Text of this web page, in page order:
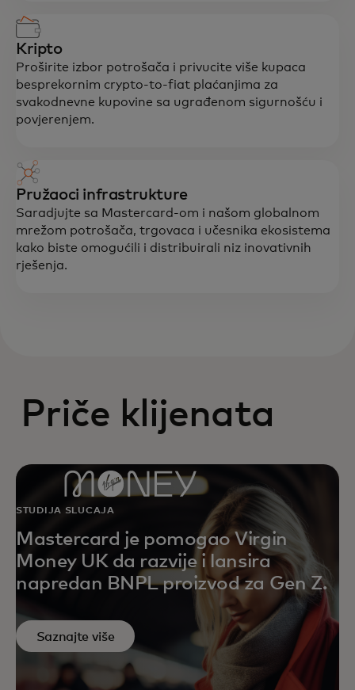
Kripto
Proširite izbor potrošača i privucite više kupaca
besprekornim crypto-to-fiat plaćanjima za
svakodnevne kupovine sa ugrađenom sigurnošću i
povjerenjem.
Pružaoci infrastrukture
Saradjujte sa Mastercard-om i našom globalnom
mrežom potrošača, trgovaca i učesnika ekosistema
kako biste omogućili i distribuirali niz inovativnih
rješenja.
Priče klijenata
STUDIJA SLUČAJA
Mastercard je pomogao Virgin
Money UK da razvije i lansira
napredan BNPL proizvod za Gen Z.
Saznajte više